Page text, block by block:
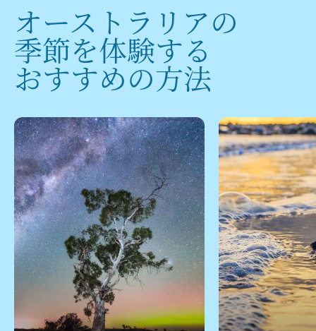
オーストラリアの
季節を​体験する
おすすめの​方法